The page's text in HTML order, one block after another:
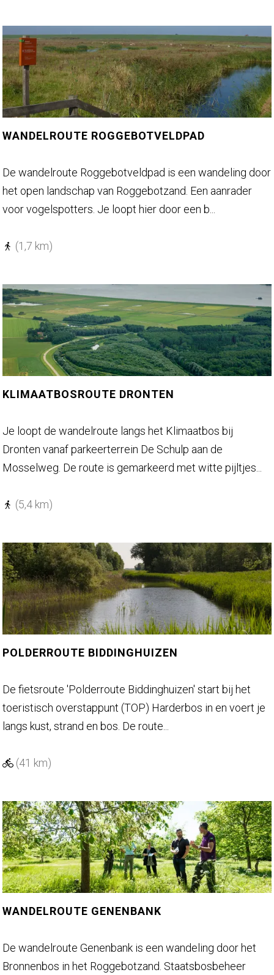
s
e
n
t
b
o
s
p
a
d
-
e
t
p
p
e
WANDELROUTE ROGGEBOTVELDPAD
W
a
n
e
r
o
u
t
e
R
o
g
e
b
t
l
d
p
a
d
De wandelroute Roggebotveldpad is een wandeling door
het open landschap van Roggebotzand. Een aanrader
voor vogelspotters. Je loopt hier door een b...
(1,7 km)
KLIMAATBOSROUTE DRONTEN
K
l
i
a
t
b
o
s
o
u
e
D
r
n
n
Je loopt de wandelroute langs het Klimaatbos bij
Dronten vanaf parkeerterrein De Schulp aan de
Mosselweg. De route is gemarkeerd met witte pijltjes...
(5,4 km)
POLDERROUTE BIDDINGHUIZEN
P
o
l
e
r
o
u
t
e
B
i
d
i
De fietsroute 'Polderroute Biddinghuizen' start bij het
toeristisch overstappunt (TOP) Harderbos in en voert je
langs kust, strand en bos. De route...
(41 km)
WANDELROUTE GENENBANK
W
a
De wandelroute Genenbank is een wandeling door het
Bronnenbos in het Roggebotzand. Staatsbosbeheer